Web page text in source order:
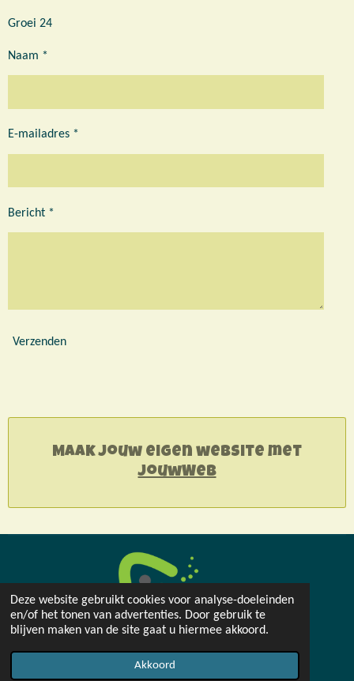
Deze website gebruikt cookies voor analyse-doeleinden
en/of het tonen van advertenties. Door gebruik te
blijven maken van de site gaat u hiermee akkoord.
Akkoord
Groei 24
Naam *
E-mailadres *
Bericht *
Verzenden
Maak jouw eigen website met
JouwWeb